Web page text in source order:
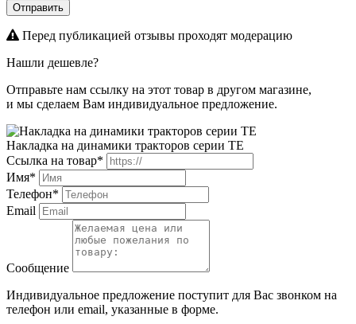
Отправить
Перед публикацией отзывы проходят модерацию
Нашли дешевле?
Отправьте нам ссылку на этот товар в другом магазине,
и мы сделаем Вам индивидуальное предложение.
Накладка на динамики тракторов серии TE
Ссылка на товар*
Имя*
Телефон*
Email
Сообщение
Индивидуальное предложение поступит для Вас звонком на
телефон или email, указанные в форме.